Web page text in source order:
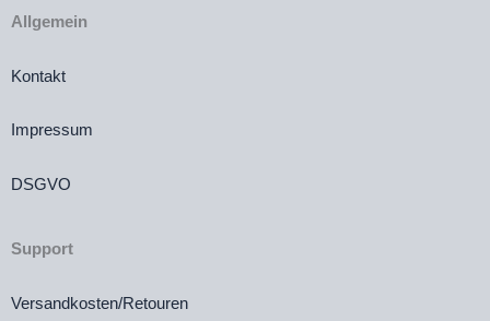
Allgemein
Kontakt
Impressum
DSGVO
Support
Versandkosten/Retouren